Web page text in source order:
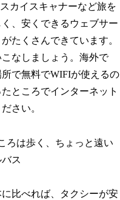
カイスキャナーなど旅を
、安くできるウェブサー
たくさんできています。
なしましょう。海外で
で無料でWIFIが使えるの
ところでインターネット
さい。
ろは歩く、ちょっと遠い
ス
比べれば、タクシーが安